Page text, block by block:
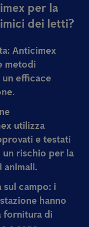
per la
dei letti?
Anticimex
metodi
efficace
utilizza
e testati
un rischio per la
animali.
sul campo: i
hanno
fornitura di